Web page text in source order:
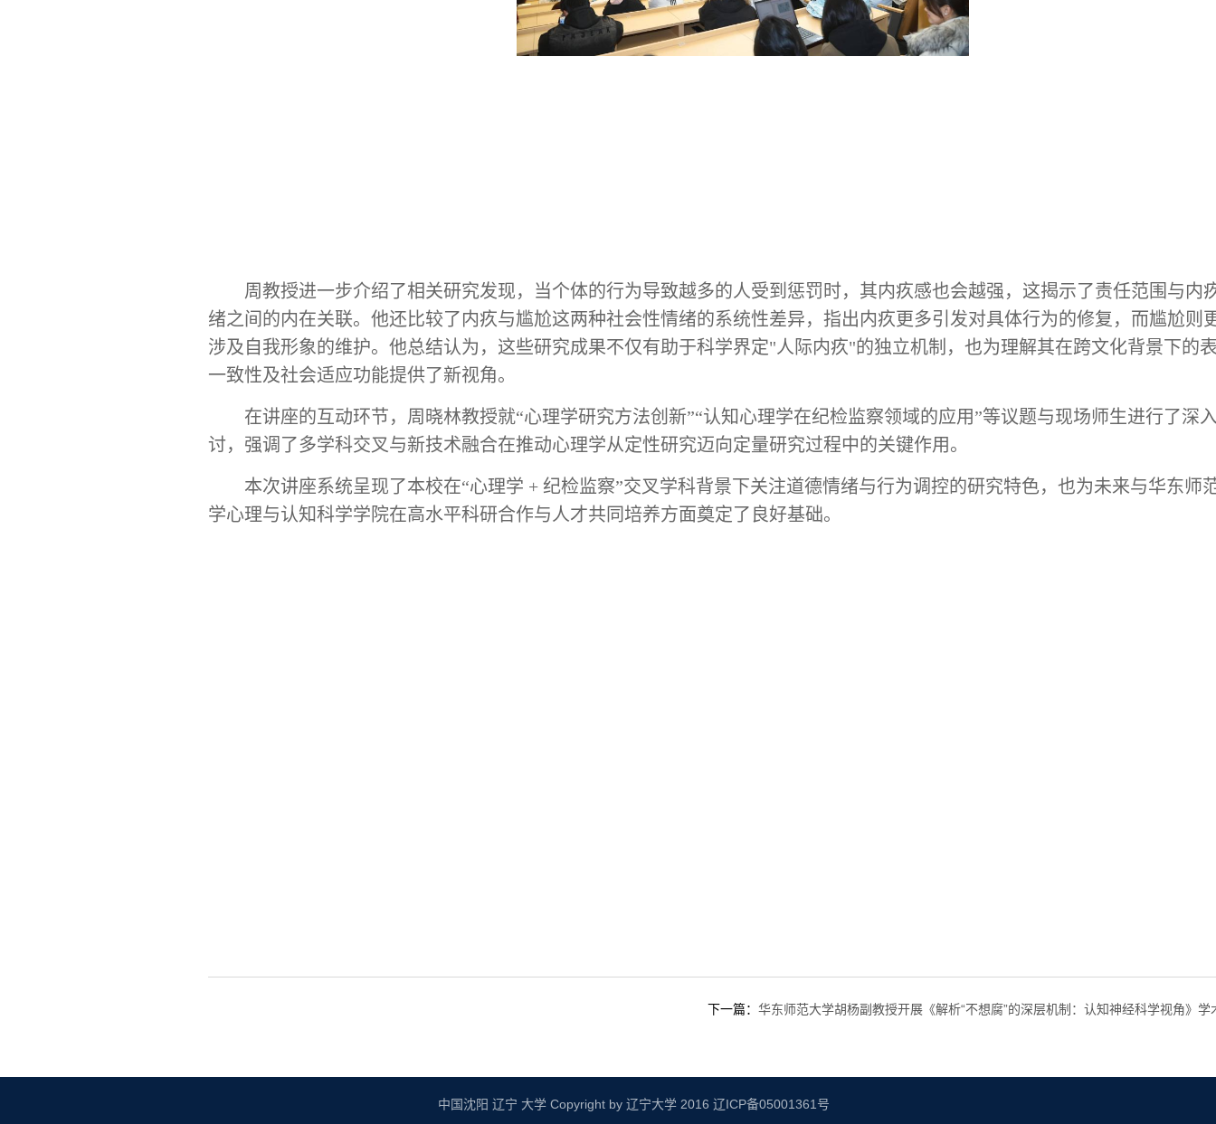
周教授进一步介绍了相关研究发现，当个体的行为导致越多的人受到惩罚时，其内疚感也会越强，这揭示了责任范围与内
绪之间的内在关联。他还比较了内疚与尴尬这两种社会性情绪的系统性差异，指出内疚更多引发对具体行为的修复，而尴尬则
涉及自我形象的维护。他总结认为，这些研究成果不仅有助于科学界定"人际内疚"的独立机制，也为理解其在跨文化背景下的
一致性及社会适应功能提供了新视角。
在讲座的互动环节，周晓林教授就“心理学研究方法创新”“认知心理学在纪检监察领域的应用”等议题与现场师生进行了深
讨，强调了多学科交叉与新技术融合在推动心理学从定性研究迈向定量研究过程中的关键作用。
本次讲座系统呈现了本校在“心理学 + 纪检监察”交叉学科背景下关注道德情绪与行为调控的研究特色，也为未来与华东师
学心理与认知科学学院在高水平科研合作与人才共同培养方面奠定了良好基础。
下一篇： 华东师范大学胡杨副教授开展《解析“不想腐”的深层机制：认知神经科学视角》学
中国沈阳 辽宁 大学 Copyright by 辽宁大学 2016 辽ICP备05001361号